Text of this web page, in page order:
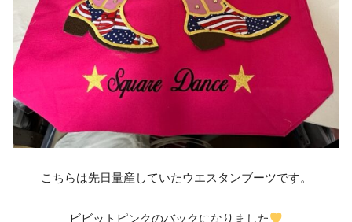
こちらは先日量産していたウエスタンブーツです。
ビビットピンクのバックになりました